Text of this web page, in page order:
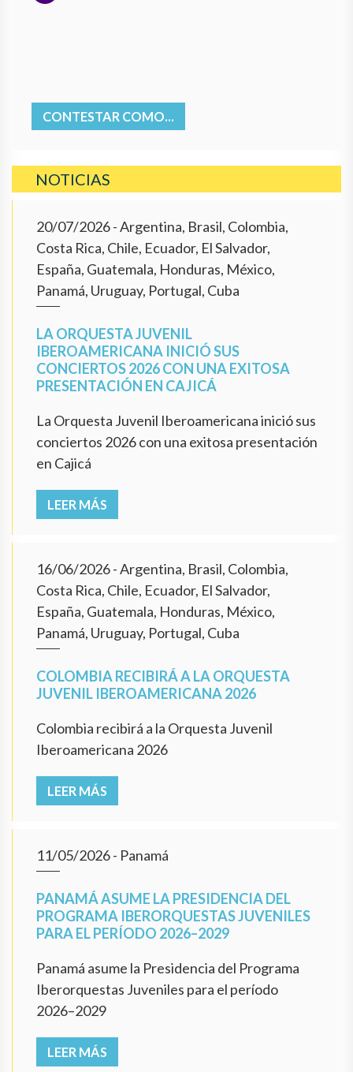
CONTESTAR COMO...
NOTICIAS
20/07/2026- Argentina, Brasil, Colombia,
Costa Rica, Chile, Ecuador, El Salvador,
España, Guatemala, Honduras, México,
Panamá, Uruguay, Portugal, Cuba
LA ORQUESTA JUVENIL
IBEROAMERICANA INICIÓ SUS
CONCIERTOS 2026 CON UNA EXITOSA
PRESENTACIÓN EN CAJICÁ
La Orquesta Juvenil Iberoamericana inició sus
conciertos 2026 con una exitosa presentación
en Cajicá
LEER MÁS
16/06/2026- Argentina, Brasil, Colombia,
Costa Rica, Chile, Ecuador, El Salvador,
España, Guatemala, Honduras, México,
Panamá, Uruguay, Portugal, Cuba
COLOMBIA RECIBIRÁ A LA ORQUESTA
JUVENIL IBEROAMERICANA 2026
Colombia recibirá a la Orquesta Juvenil
Iberoamericana 2026
LEER MÁS
11/05/2026- Panamá
PANAMÁ ASUME LA PRESIDENCIA DEL
PROGRAMA IBERORQUESTAS JUVENILES
PARA EL PERÍODO 2026–2029
Panamá asume la Presidencia del Programa
Iberorquestas Juveniles para el período
2026–2029
LEER MÁS